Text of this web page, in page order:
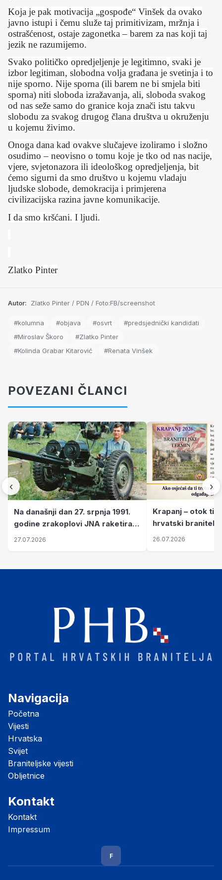
Koja je pak motivacija „gospođe“ Vinšek da ovako
javno istupi i čemu služe taj primitivizam, mržnja i
ostrašćenost, ostaje zagonetka – barem za nas koji taj
jezik ne razumijemo.
Svako političko opredjeljenje je legitimno, svaki je
izbor legitiman, slobodna volja građana je svetinja i to
nije sporno. Nije sporna (ili barem ne bi smjela biti
sporna) niti sloboda izražavanja, ali, sloboda svakog
od nas seže samo do granice koja znači istu takvu
slobodu za svakog drugog člana društva u okruženju
u kojemu živimo.
Onoga dana kad ovakve slučajeve izoliramo i složno
osudimo – neovisno o tomu koje je tko od nas nacije,
vjere, svjetonazora ili ideološkog opredjeljenja, bit
ćemo sigurni da smo društvo u kojemu vladaju
ljudske slobode, demokracija i primjerena
civilizacijska razina javne komunikacije.
I da smo kršćani. I ljudi.
Zlatko Pinter
Autor: Zlatko Pinter / PDN / Foto:FB/screenshot
#kolumna #objava #osvrt
#predsjednički kandidati
#Miroslav Škoro
#Zlatko Pinter
#Kolinda Grabar Kitarović
#Renata Vinšek
POVEZANI ČLANCI
‹
Na današnji dan 27. srpnja 1991.
godine zrakoplovi JNA raketirali
su vojarnu i obučni centar "Nikola
27.07.2026
Krapanj – otok
hrvatski branitelji
pronalaze mir
26.07.2026
›
Navigacija
Početna
Vijesti
Hrvatska
Svijet
Braniteljske vijesti
Obljetnice
Kontakt
Kontakt
Impressum
F